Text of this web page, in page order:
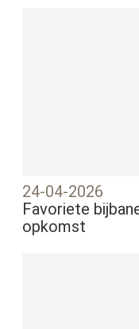
24-04-2026
Favoriete
opkomst